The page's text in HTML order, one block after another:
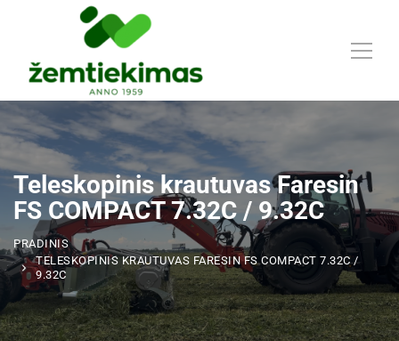
Teleskopinis krautuvas Faresin
FS COMPACT 7.32C / 9.32C
PRADINIS
TELESKOPINIS KRAUTUVAS FARESIN FS COMPACT 7.32C /
9.32C